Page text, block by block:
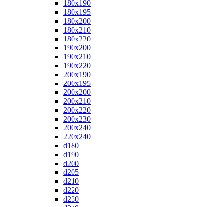
180x190
180x195
180x200
180x210
180x220
190x200
190x210
190x220
200x190
200x195
200x200
200x210
200x220
200x230
200x240
220x240
d180
d190
d200
d205
d210
d220
d230